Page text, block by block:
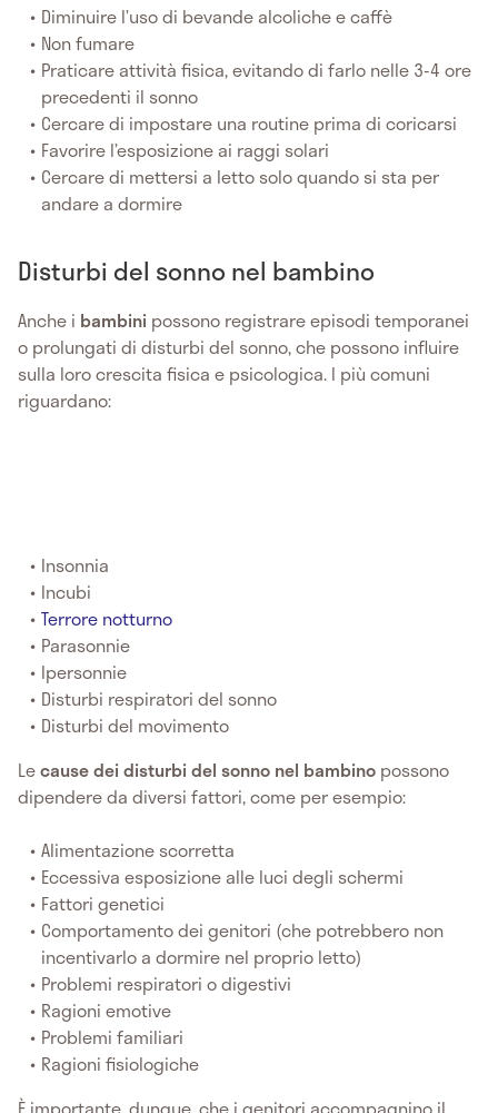
Diminuire l’uso di bevande alcoliche e caffè
Non fumare
Praticare attività fisica, evitando di farlo nelle 3-4 ore
precedenti il sonno
Cercare di impostare una routine prima di coricarsi
Favorire l’esposizione ai raggi solari
Cercare di mettersi a letto solo quando si sta per
andare a dormire
Disturbi del sonno nel bambino
Anche i bambini possono registrare episodi temporanei
o prolungati di disturbi del sonno, che possono influire
sulla loro crescita fisica e psicologica. I più comuni
riguardano:
Insonnia
Incubi
Terrore notturno
Parasonnie
Ipersonnie
Disturbi respiratori del sonno
Disturbi del movimento
Lecause dei disturbi del sonno nel bambino possono
dipendere da diversi fattori, come per esempio:
Alimentazione scorretta
Eccessiva esposizione alle luci degli schermi
Fattori genetici
Comportamento dei genitori (che potrebbero non
incentivarlo a dormire nel proprio letto)
Problemi respiratori o digestivi
Ragioni emotive
Problemi familiari
Ragioni fisiologiche